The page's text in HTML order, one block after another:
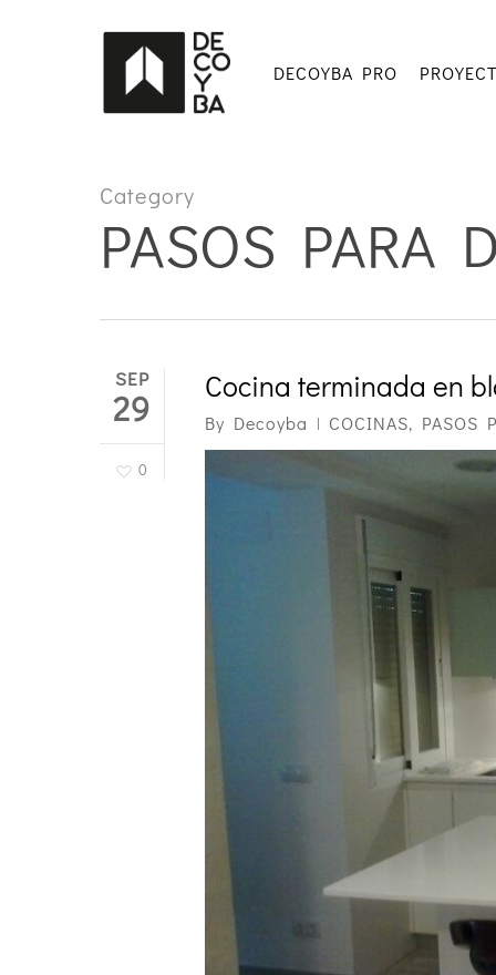
DECOYBA PRO
Category
PASOS PARA
SEP
29
0
Cocina terminada en
By Decoyba COCINAS, PASOS